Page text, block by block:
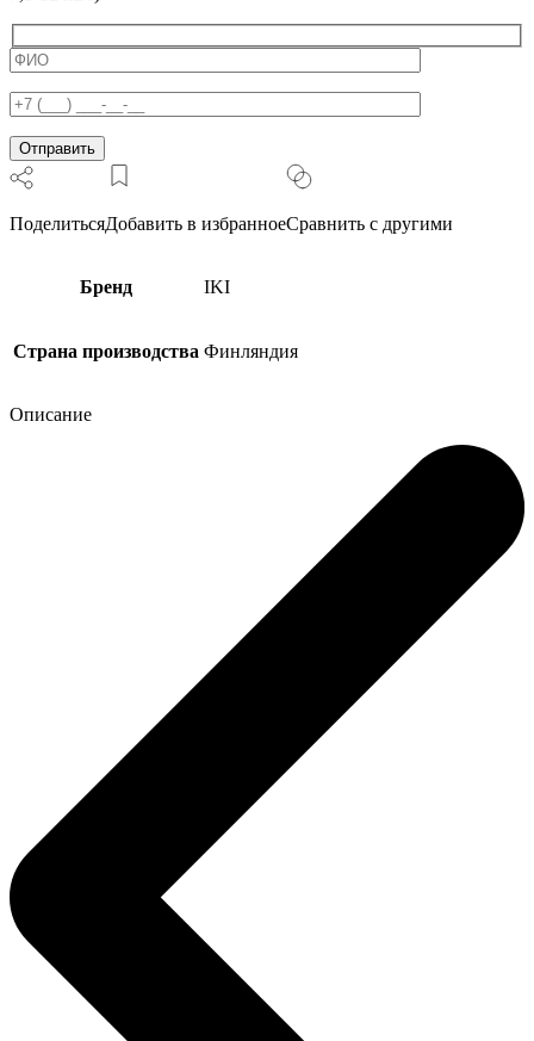
ПоделитьсяДобавить в избранноеСравнить с другими
Бренд IKI
Страна производства Финляндия
Описание